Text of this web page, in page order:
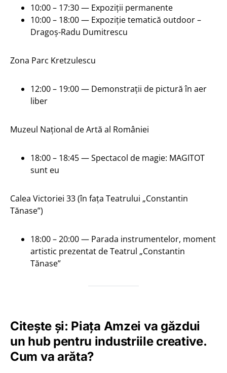
10:00 – 17:30 — Expoziții permanente
10:00 – 18:00 — Expoziție tematică outdoor –
Dragoș-Radu Dumitrescu
Zona Parc Kretzulescu
12:00 – 19:00 — Demonstrații de pictură în aer
liber
Muzeul Național de Artă al României
18:00 – 18:45 — Spectacol de magie: MAGITOT
sunt eu
Calea Victoriei 33 (în fața Teatrului „Constantin
Tănase”)
18:00 – 20:00 — Parada instrumentelor, moment
artistic prezentat de Teatrul „Constantin
Tănase”
Citește și: Piața Amzei va găzdui
un hub pentru industriile creative.
Cum va arăta?